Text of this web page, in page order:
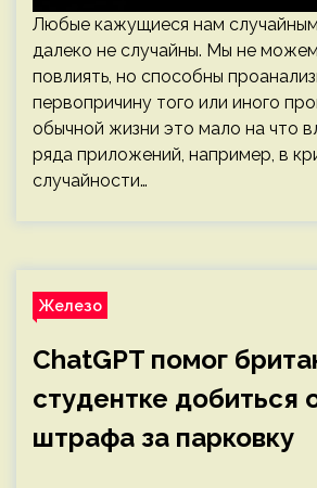
Любые кажущиеся нам
далеко не случайны. Мы не
повлиять, но способны
первопричину того или иного
обычной жизни это мало на что
ряда приложений, например, в
случайности…
Железо
ChatGPT помог
студентке добиться
штрафа за парковку